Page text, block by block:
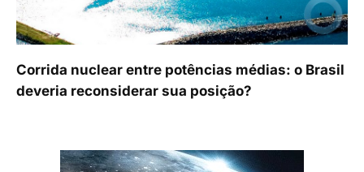
Corrida nuclear entre potências médias: o Brasil
deveria reconsiderar sua posição?